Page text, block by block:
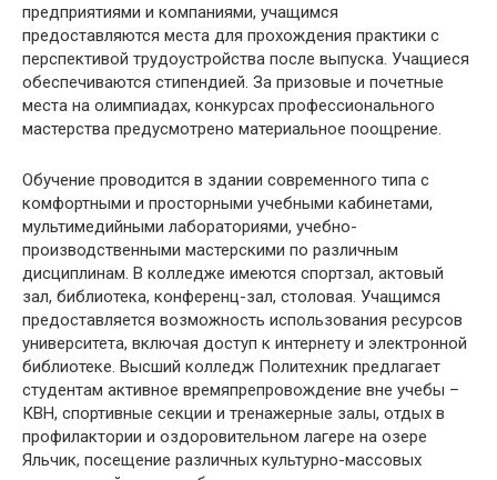
предприятиями и компаниями, учащимся
предоставляются места для прохождения практики с
перспективой трудоустройства после выпуска. Учащиеся
обеспечиваются стипендией. За призовые и почетные
места на олимпиадах, конкурсах профессионального
мастерства предусмотрено материальное поощрение.
Обучение проводится в здании современного типа с
комфортными и просторными учебными кабинетами,
мультимедийными лабораториями, учебно-
производственными мастерскими по различным
дисциплинам. В колледже имеются спортзал, актовый
зал, библиотека, конференц-зал, столовая. Учащимся
предоставляется возможность использования ресурсов
университета, включая доступ к интернету и электронной
библиотеке. Высший колледж Политехник предлагает
студентам активное времяпрепровождение вне учебы –
КВН, спортивные секции и тренажерные залы, отдых в
профилактории и оздоровительном лагере на озере
Яльчик, посещение различных культурно-массовых